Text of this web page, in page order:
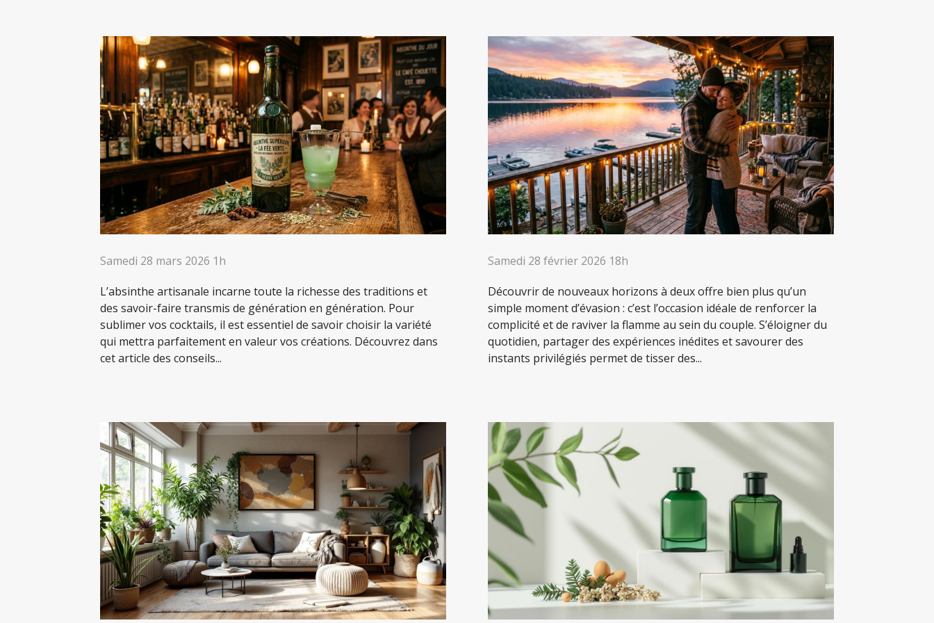
Samedi 28 mars 2026 1h
L’absinthe artisanale incarne toute la richesse des traditions et
des savoir-faire transmis de génération en génération. Pour
sublimer vos cocktails, il est essentiel de savoir choisir la variété
qui mettra parfaitement en valeur vos créations. Découvrez dans
cet article des conseils...
Samedi 28 février 2026 18h
Découvrir de nouveaux horizons à deux offre bien plus qu’un
simple moment d’évasion : c’est l’occasion idéale de renforcer la
complicité et de raviver la flamme au sein du couple. S’éloigner du
quotidien, partager des expériences inédites et savourer des
instants privilégiés permet de tisser des...